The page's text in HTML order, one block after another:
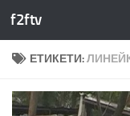
Към
f2ftv
ЕТИКЕТИ: